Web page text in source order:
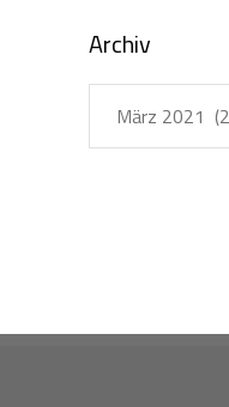
Archiv